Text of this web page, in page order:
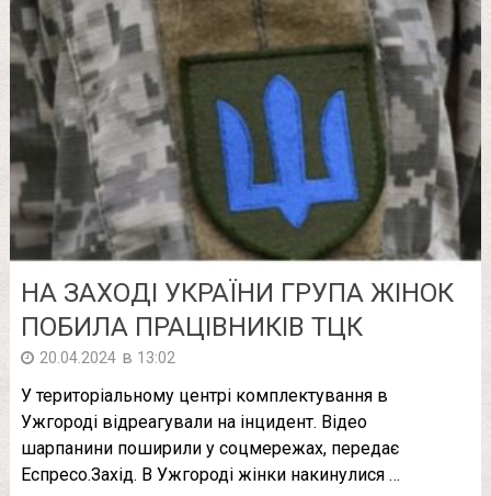
НА ЗАХОДІ УКРАЇНИ ГРУПА ЖІНОК
ПОБИЛА ПРАЦІВНИКІВ ТЦК
20.04.2024 в 13:02
У територіальному центрі комплектування в
Ужгороді відреагували на інцидент. Відео
шарпанини поширили у соцмережах, передає
Еспресо.Захід. В Ужгороді жінки накинулися …